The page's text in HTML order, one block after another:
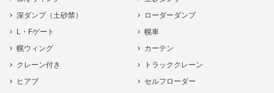
深ダンプ（土砂禁）
ローダーダンプ
L・Fゲート
幌車
幌ウィング
カーテン
クレーン付き
トラッククレーン
ヒアブ
セルフローダー